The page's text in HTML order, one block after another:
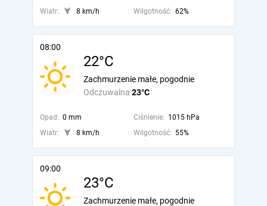
Wiatr: 8 km/h Wilgotność: 62%
08:00
22°C
Odczuwalna 23°C
Zachmurzenie małe, pogodnie
Opad: 0 mm Ciśnienie: 1015 hPa
Wiatr:
8 km/h Wilgotność: 55%
09:00
23°C
Zachmurzenie małe, pogodnie